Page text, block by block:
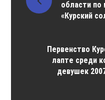
области по
«Курский
Первенство
лапте среди
девушек